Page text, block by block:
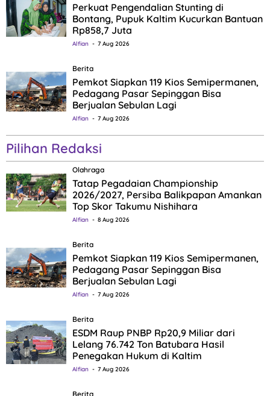
Perkuat Pengendalian Stunting di
Bontang, Pupuk Kaltim Kucurkan Bantuan
Rp858,7 Juta
Alfian 7 Aug 2026
Berita
Pemkot Siapkan 119 Kios Semipermanen,
Pedagang Pasar Sepinggan Bisa
Berjualan Sebulan Lagi
Alfian 7 Aug 2026
Pilihan Redaksi
Olahraga
Tatap Pegadaian Championship
2026/2027, Persiba Balikpapan Amankan
Top Skor Takumu Nishihara
Alfian 8 Aug 2026
Berita
Pemkot Siapkan 119 Kios Semipermanen,
Pedagang Pasar Sepinggan Bisa
Berjualan Sebulan Lagi
Alfian 7 Aug 2026
Berita
ESDM Raup PNBP Rp20,9 Miliar dari
Lelang 76.742 Ton Batubara Hasil
Penegakan Hukum di Kaltim
Alfian 7 Aug 2026
Berita